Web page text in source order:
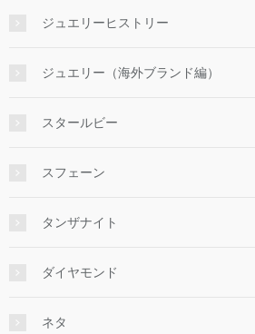
ジュエリーヒストリー
ジュエリー（海外ブランド編）
スタールビー
スフェーン
タンザナイト
ダイヤモンド
ネタ